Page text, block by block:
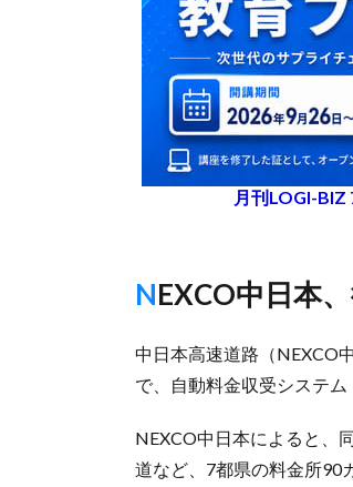
月刊LOGI-BIZ
NEXCO中日本
中日本高速道路（NEXCO
で、自動料金収受システム
NEXCO中日本によると、
道など、7都県の料金所90